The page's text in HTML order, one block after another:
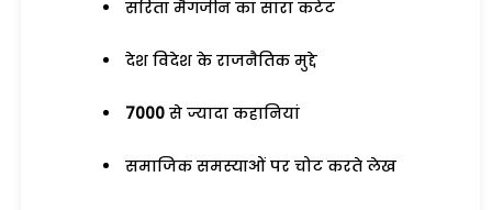
सरिता मैगजीन का सारा कंटेंट
देश विदेश के राजनैतिक मुद्दे
7000 से ज्यादा कहानियां
समाजिक समस्याओं पर चोट करते लेख